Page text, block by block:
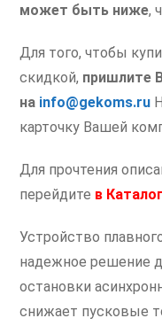
может быть ниже,
Для того, чтобы
скидкой, пришлите
на info@gekoms.ru
карточку Вашей
Для прочтения
перейдите в Каталог
Устройство
надежное решение
остановки
снижает пусковые